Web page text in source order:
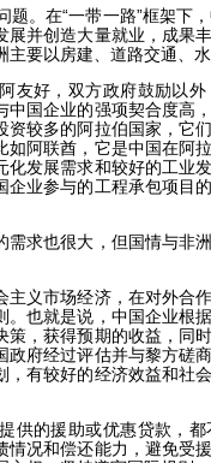
。在“一带一路”框架下
展并创造大量就业，成果
要以房建、道路交通、水
好，双方政府鼓励以外
中国企业的强项契合度高
较多的阿拉伯国家，它
阿联酋，它是中国在阿
化发展需求和较好的工业
企业参与的工程承包项目
求也很大，但国情与非洲
义市场经济，在对外合作
。也就是说，中国企业根
策，获得预期的收益，同
政府经过评估并与黎方磋
有较好的经济效益和社
的援助或优惠贷款，都
情况和偿还能力，避免受